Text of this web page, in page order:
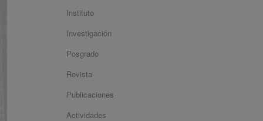
Instituto
Investigación
Posgrado
Revista
Publicaciones
Actividades